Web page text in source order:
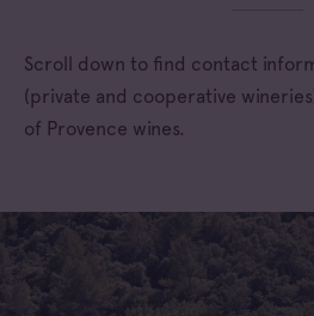
Scroll down to find contact
(private and cooperative
of Provence wines.